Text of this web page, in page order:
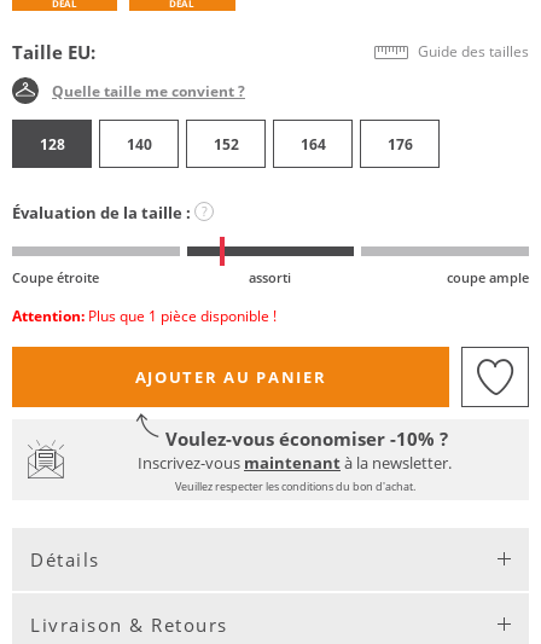
DEAL DEAL
Taille EU: Guide des tailles
Quelle taille me convient ?
128 140 152 164 176
Évaluation de la taille : ?
Coupe étroite assorti coupe ample
Attention: Plus que 1 pièce disponible !
AJOUTER AU PANIER
Voulez-vous économiser -10% ?
Inscrivez-vous maintenantà la newsletter.
Veuillez respecter les conditions du bon d'achat.
Détails
Livraison & Retours